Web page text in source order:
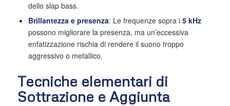
dello slap bass.
Brillantezza e presenza: Le frequenze sopra i 5 kHz
possono migliorare la presenza, ma un’eccessiva
enfatizzazione rischia di rendere il suono troppo
aggressivo o metallico.
Tecniche elementari di
Sottrazione e Aggiunta